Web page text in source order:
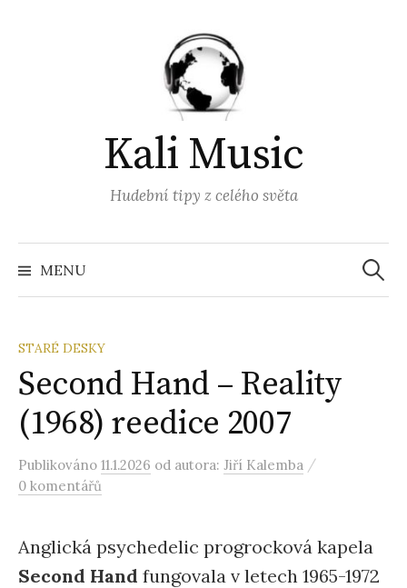
Kali Music
Hudební tipy z celého světa
MENU
STARÉ DESKY
Second Hand – Reality
(1968) reedice 2007
Publikováno 11.1.2026 od autora: Jiří Kalemba /
0 komentářů
Anglická psychedelic progrocková kapela
Second Hand fungovala v letech 1965-1972